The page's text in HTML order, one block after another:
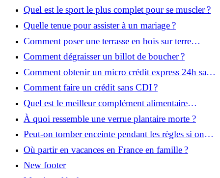
Quel est le sport le plus complet pour se muscler ?
Quelle tenue pour assister à un mariage ?
Comment poser une terrasse en bois sur terre
battue ?
Comment dégraisser un billot de boucher ?
Comment obtenir un micro crédit express 24h sans
justificatif ?
Comment faire un crédit sans CDI ?
Quel est le meilleur complément alimentaire
cheveux efficace ? Notre avis dans cet article
À quoi ressemble une verrue plantaire morte ?
Peut-on tomber enceinte pendant les règles si on
prend la pilule ?
Où partir en vacances en France en famille ?
New footer